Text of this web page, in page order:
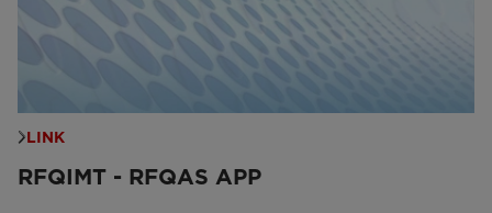
LINK
RFQIMT - RFQAS APP